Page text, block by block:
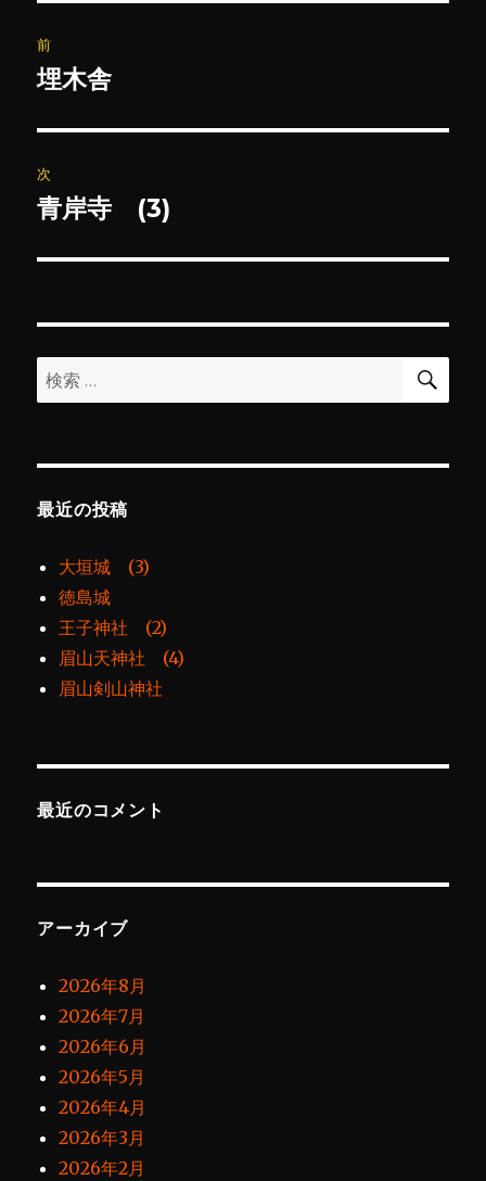
稿
ビ
ゲ
ー
ン
前
前
投
稿:
埋木舎
次
次
投
青岸寺 (3)
検
索:
検
最近の投稿
大垣城 (3)
徳島城
王子神社 (2)
眉山天神社 (4)
眉山剣山神社
最近のコメント
アーカイブ
2026年8月
2026年7月
2026年6月
2026年5月
2026年4月
2026年3月
2026年2月